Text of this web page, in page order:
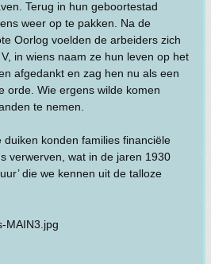
Terug in hun geboortestad
weer op te pakken. Na de
Oorlog voelden de arbeiders zich
in wiens naam ze hun leven op het
afgedankt en zag hen nu als een
orde. Wie ergens wilde komen
te nemen.
konden families financiële
verwerven, wat in de jaren 1930
die we kennen uit de talloze